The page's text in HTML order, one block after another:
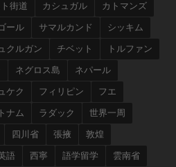
街道 カシュガル カトマンズ
ール サマルカンド シッキム
クルガン チベット トルファン
ネグロス島 ネパール
ケク フィリピン フエ
ナム ラダック 世界一周
四川省 張掖 敦煌
語 西寧 語学留学 雲南省